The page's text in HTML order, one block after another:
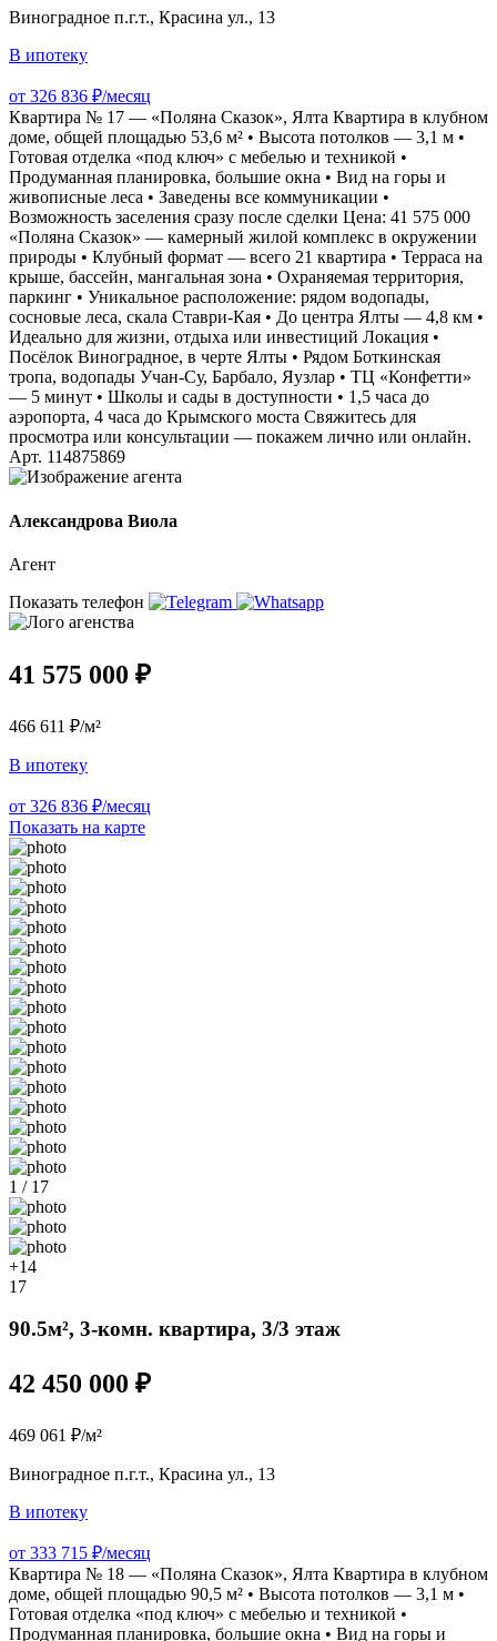
Виноградное п.г.т., Красина ул., 13
В ипотеку
от 326 836 ₽/месяц
Квартира № 17 — «Поляна Сказок», Ялта Квартира в клубном
доме, общей площадью 53,6 м² • Высота потолков — 3,1 м •
Готовая отделка «под ключ» с мебелью и техникой •
Продуманная планировка, большие окна • Вид на горы и
живописные леса • Заведены все коммуникации •
Возможность заселения сразу после сделки Цена: 41 575 000
«Поляна Сказок» — камерный жилой комплекс в окружении
природы • Клубный формат — всего 21 квартира • Терраса на
крыше, бассейн, мангальная зона • Охраняемая территория,
паркинг • Уникальное расположение: рядом водопады,
сосновые леса, скала Ставри-Кая • До центра Ялты — 4,8 км •
Идеально для жизни, отдыха или инвестиций Локация •
Посёлок Виноградное, в черте Ялты • Рядом Боткинская
тропа, водопады Учан-Су, Барбало, Яузлар • ТЦ «Конфетти»
— 5 минут • Школы и сады в доступности • 1,5 часа до
аэропорта, 4 часа до Крымского моста Свяжитесь для
просмотра или консультации — покажем лично или онлайн.
Арт. 114875869
Александрова Виола
Агент
Показать телефон
41 575 000 ₽
466 611 ₽/м²
В ипотеку
от 326 836 ₽/месяц
Показать на карте
1 / 17
+14
17
90.5м², 3-комн. квартира, 3/3 этаж
42 450 000 ₽
469 061 ₽/м²
Виноградное п.г.т., Красина ул., 13
В ипотеку
от 333 715 ₽/месяц
Квартира № 18 — «Поляна Сказок», Ялта Квартира в клубном
доме, общей площадью 90,5 м² • Высота потолков — 3,1 м •
Готовая отделка «под ключ» с мебелью и техникой •
Продуманная планировка, большие окна • Вид на горы и